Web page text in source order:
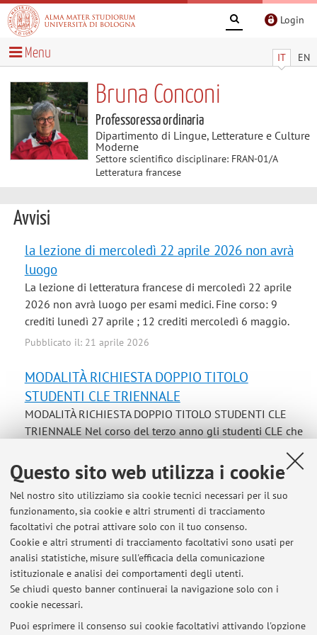
Questo sito web utilizza i cookie
Nel nostro sito utilizziamo sia cookie tecnici necessari per il suo
funzionamento, sia cookie e altri strumenti di tracciamento
facoltativi che potrai attivare solo con il tuo consenso.
Cookie e altri strumenti di tracciamento facoltativi sono usati per
analisi statistiche, misure sull'efficacia della comunicazione
istituzionale e analisi dei comportamenti degli utenti.
Se chiudi questo banner continuerai la navigazione solo con i
cookie necessari.
Puoi esprimere il consenso sui cookie facoltativi attivando l'opzione
Login
IT EN
Menu
Bruna Conconi
Professoressa ordinaria
Dipartimento di Lingue, Letterature e Culture
Moderne
Settore scientifico disciplinare: FRAN-01/A
Letteratura francese
Avvisi
la lezione di mercoledì 22 aprile 2026 non avrà
luogo
La lezione di letteratura francese di mercoledì 22 aprile
2026 non avrà luogo per esami medici. Fine corso: 9
crediti lunedì 27 aprile ; 12 crediti mercoledì 6 maggio.
Pubblicato il: 21 aprile 2026
MODALITÀ RICHIESTA DOPPIO TITOLO
STUDENTI CLE TRIENNALE
MODALITÀ RICHIESTA DOPPIO TITOLO STUDENTI CLE
TRIENNALE Nel corso del terzo anno gli studenti CLE che
Lettere UNIBO/Licence en Lettres UHA) dovranno
comunicare al docente responsabile, Prof. Licia Reggiani
(licia.reggiani@unibo.it), in quale appello ...
Pubblicato il: 18 gennaio 2024
propedeuticità esame letteratura studenti Scuola
di Lingue
Ricordo agli studenti della Scuola di Lingue la norma
relativa alla propedeuticità degli esami di Letteratura:
Regolamento didattico del Corso di laurea in LINGUE E